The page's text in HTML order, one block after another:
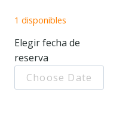
1 disponibles
Elegir fecha de
reserva